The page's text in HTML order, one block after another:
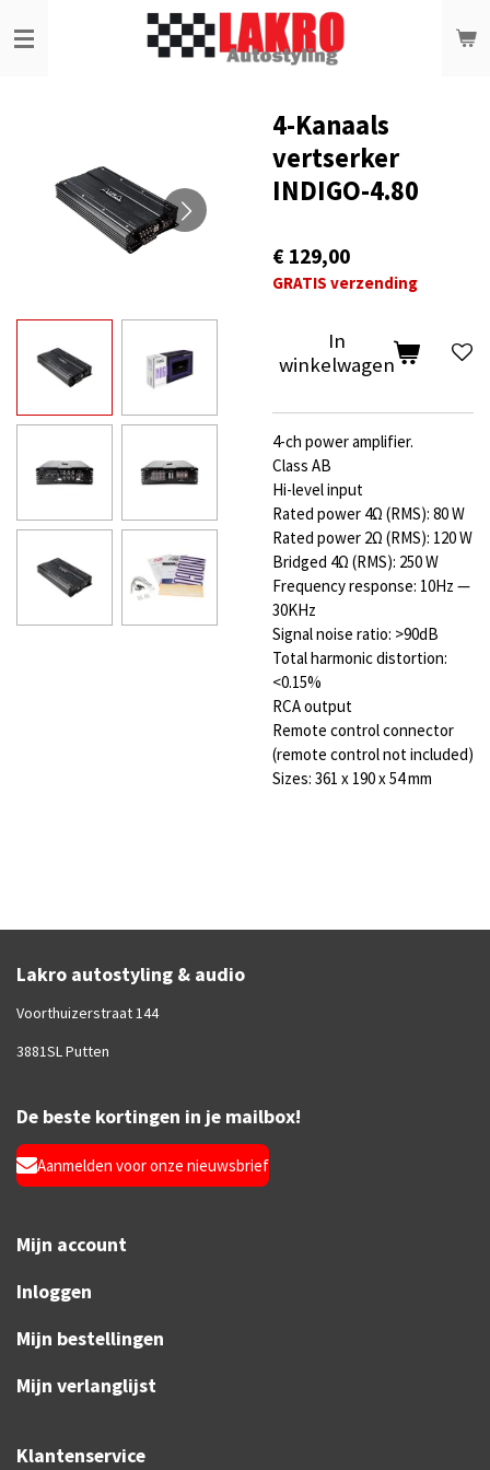
direct
4-Kanaals
vertserker
INDIGO-4.80
€ 129,00
GRATIS verzending
In
winkelwagen
4-ch power amplifier.
Class АВ
Hi-level input
Rated power 4Ω (RMS): 80 W
Rated power 2Ω (RMS): 120 W
Bridged 4Ω (RMS): 250 W
Frequency response: 10Hz —
30KHz
Signal noise ratio: >90dB
Total harmonic distortion:
<0.15%
RCA output
Remote control connector
(remote control not included)
Sizes: 361 x 190 x 54 mm
Lakro autostyling & audio
Voorthuizerstraat 144
3881SL Putten
De beste kortingen in je mailbox!
Aanmelden voor onze nieuwsbrief
Mijn account
Inloggen
Mijn bestellingen
Mijn verlanglijst
Klantenservice